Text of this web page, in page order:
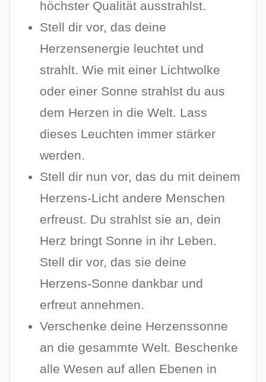
höchster Qualität ausstrahlst.
Stell dir vor, das deine
Herzensenergie leuchtet und
strahlt. Wie mit einer Lichtwolke
oder einer Sonne strahlst du aus
dem Herzen in die Welt. Lass
dieses Leuchten immer stärker
werden.
Stell dir nun vor, das du mit deinem
Herzens-Licht andere Menschen
erfreust. Du strahlst sie an, dein
Herz bringt Sonne in ihr Leben.
Stell dir vor, das sie deine
Herzens-Sonne dankbar und
erfreut annehmen.
Verschenke deine Herzenssonne
an die gesammte Welt. Beschenke
alle Wesen auf allen Ebenen in